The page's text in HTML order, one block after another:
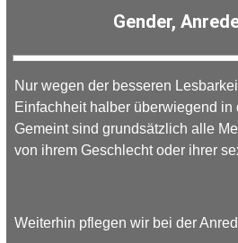
Gender,
Nur wegen der besseren
Einfachheit halber überwiegend in
Gemeint sind grundsätzlich alle
von ihrem Geschlecht oder ihrer
Weiterhin pflegen wir bei der